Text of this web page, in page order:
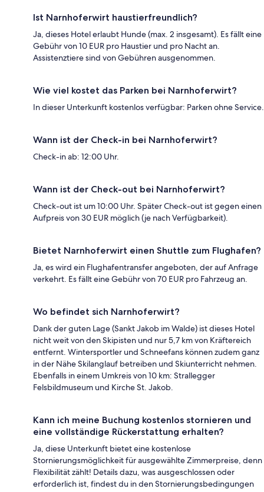
Ist Narnhoferwirt haustierfreundlich?
Ja, dieses Hotel erlaubt Hunde (max. 2 insgesamt). Es fällt eine
Gebühr von 10 EUR pro Haustier und pro Nacht an.
Assistenztiere sind von Gebühren ausgenommen.
Wie viel kostet das Parken bei Narnhoferwirt?
In dieser Unterkunft kostenlos verfügbar: Parken ohne Service.
Wann ist der Check-in bei Narnhoferwirt?
Check-in ab: 12:00 Uhr.
Wann ist der Check-out bei Narnhoferwirt?
Check-out ist um 10:00 Uhr. Später Check-out ist gegen einen
Aufpreis von 30 EUR möglich (je nach Verfügbarkeit).
Bietet Narnhoferwirt einen Shuttle zum Flughafen?
Ja, es wird ein Flughafentransfer angeboten, der auf Anfrage
verkehrt. Es fällt eine Gebühr von 70 EUR pro Fahrzeug an.
Wo befindet sich Narnhoferwirt?
Dank der guten Lage (Sankt Jakob im Walde) ist dieses Hotel
nicht weit von den Skipisten und nur 5,7 km von Kräftereich
entfernt. Wintersportler und Schneefans können zudem ganz
in der Nähe Skilanglauf betreiben und Skiunterricht nehmen.
Ebenfalls in einem Umkreis von 10 km: Strallegger
Felsbildmuseum und Kirche St. Jakob.
Kann ich meine Buchung kostenlos stornieren und
eine vollständige Rückerstattung erhalten?
Ja, diese Unterkunft bietet eine kostenlose
Stornierungsmöglichkeit für ausgewählte Zimmerpreise, denn
Flexibilität zählt! Details dazu, was ausgeschlossen oder
erforderlich ist, findest du in den Stornierungsbedingungen